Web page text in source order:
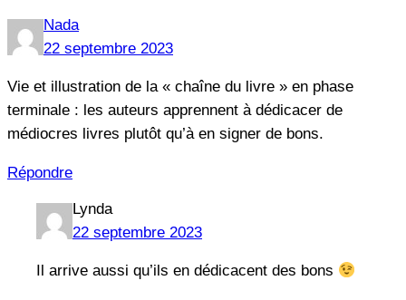
Nada
22 septembre 2023
Vie et illustration de la « chaîne du livre » en phase
terminale : les auteurs apprennent à dédicacer de
médiocres livres plutôt qu’à en signer de bons.
Répondre
Lynda
22 septembre 2023
Il arrive aussi qu’ils en dédicacent des bons